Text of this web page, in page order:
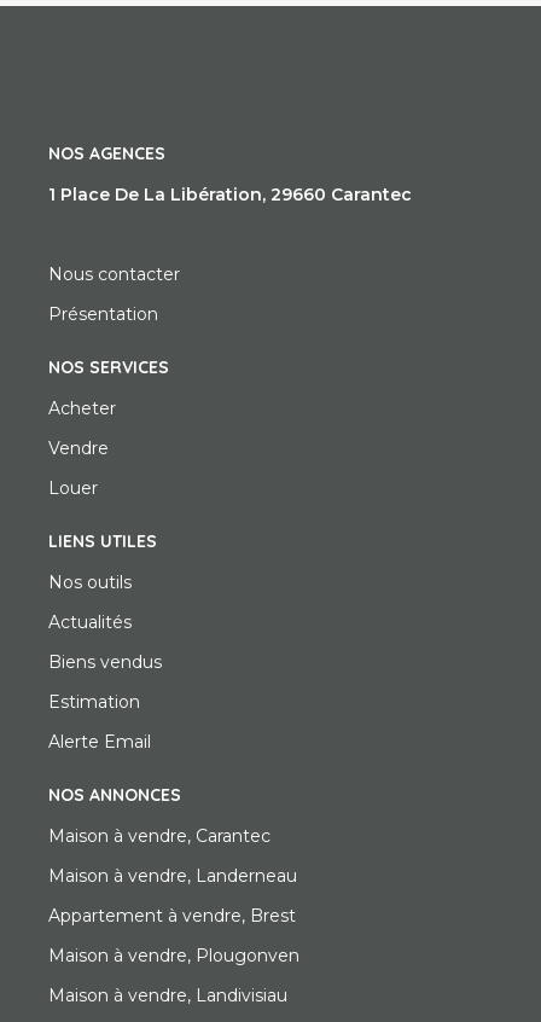
NOS AGENCES
1 Place De La Libération, 29660 Carantec
Nous contacter
Présentation
NOS SERVICES
Acheter
Vendre
Louer
LIENS UTILES
Nos outils
Actualités
Biens vendus
Estimation
Alerte Email
NOS ANNONCES
Maison à vendre, Carantec
Maison à vendre, Landerneau
Appartement à vendre, Brest
Maison à vendre, Plougonven
Maison à vendre, Landivisiau